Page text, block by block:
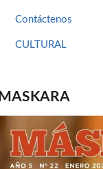
Contáctenos
CULTURAL
MASKARA